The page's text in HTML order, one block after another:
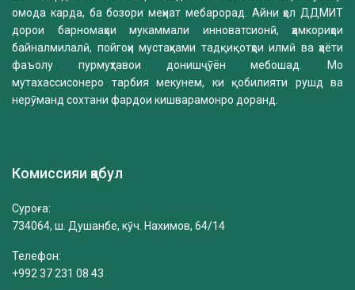
омода карда, ба бозори меҳнат мебарорад. Айни ҳол ДДМИТ
дорои барномаҳои мукаммали инноватсионӣ, ҳамкориҳои
байналмилалӣ, пойгоҳи мустаҳками тадқиқотҳои илмӣ ва ҳаёти
фаъолу пурмуҳтавои донишҷӯён мебошад. Мо
мутахассисонеро тарбия мекунем, ки қобилияти рушд ва
нерӯманд сохтани фардои кишварамонро доранд.
Комиссияи қабул
Суроға:
734064, ш. Душанбе, кӯч. Нахимов, 64/14
Телефон:
+992 37 231 08 43